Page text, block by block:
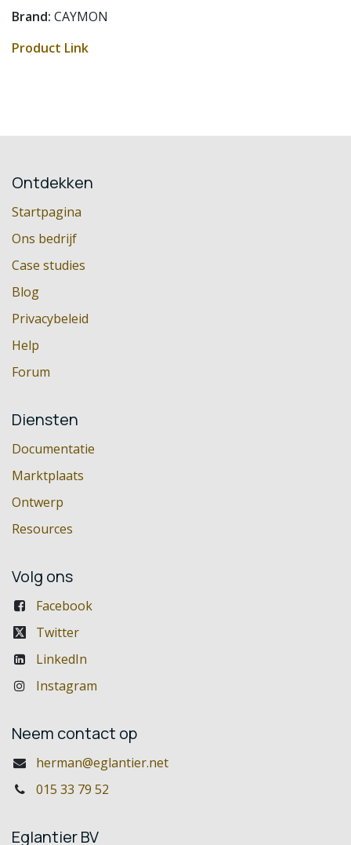
Brand: CAYMON
Product Link
Ontdekken
Startpagina
Ons bedrijf
Case studies
Blog
Privacybeleid
Help
Forum
Diensten
Documentatie
Marktplaats
Ontwerp
Resources
Volg ons
Facebook
Twitter
LinkedIn
Instagram
Neem contact op
herman@eglantier.net
015 33 79 52
Eglantier BV